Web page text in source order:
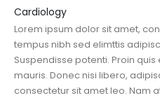
Cardiology
Lorem ipsum dolor sit amet,
tempus nibh sed elimttis
Suspendisse potenti. Proin
mauris. Donec nisi libero,
consectetur sit amet leo. Nam